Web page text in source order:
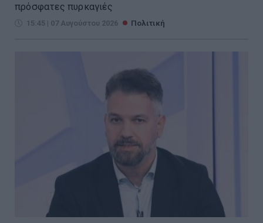
πρόσφατες πυρκαγιές
15:45 | 07 Αυγούστου 2026 Πολιτική